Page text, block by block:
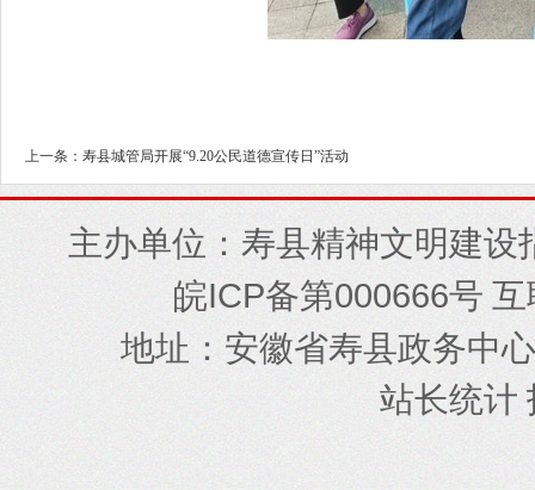
上一条：寿县城管局开展“9.20公民道德宣传日”活动
主办单位：寿县精神文明建
皖ICP备第000666号
地址 ： 安徽省寿县政务中心
站长统计